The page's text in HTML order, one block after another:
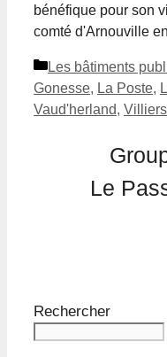
bénéfique pour son
comté d'Arnouville
Catégories
Les bâtiments
Gonesse, La Poste,
Vaud'herland,
Le
Rechercher